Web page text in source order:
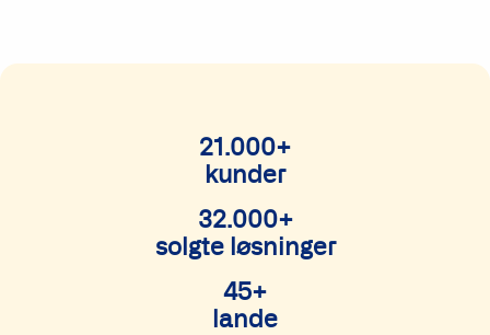
21.000+
kunder
32.000+
solgte løsninger
45+
lande